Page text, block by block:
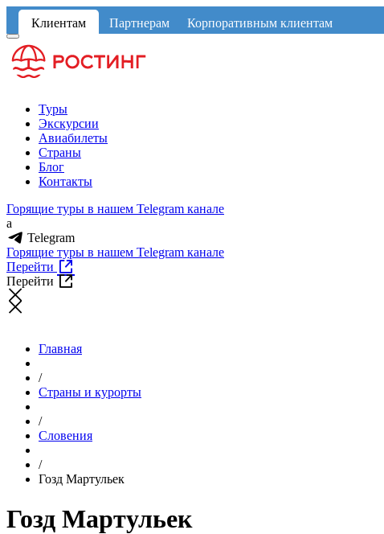
Клиентам Партнерам Корпоративным клиентам
Туры
Экскурсии
Авиабилеты
Страны
Блог
Контакты
Горящие туры в нашем Telegram канале
a
Telegram
Горящие туры в нашем Telegram канале
Перейти
Перейти
Главная
/
Страны и курорты
/
Словения
/
Гозд Мартульек
Гозд Мартульек